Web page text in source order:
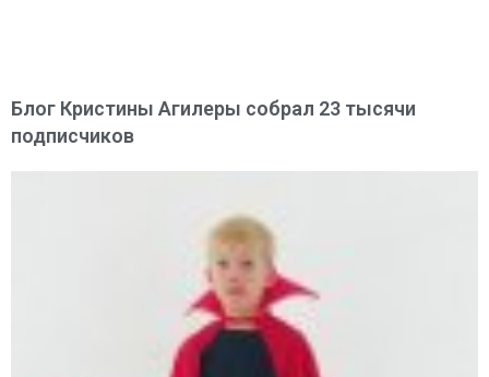
Блог Кристины Агилеры собрал 23 тысячи
подписчиков